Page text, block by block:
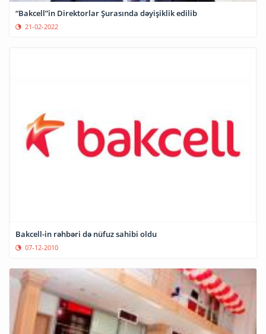
“Bakcell”in Direktorlar Şurasında dəyişiklik edilib
21-02-2022
Bakcell-in rəhbəri də nüfuz sahibi oldu
07-12-2010